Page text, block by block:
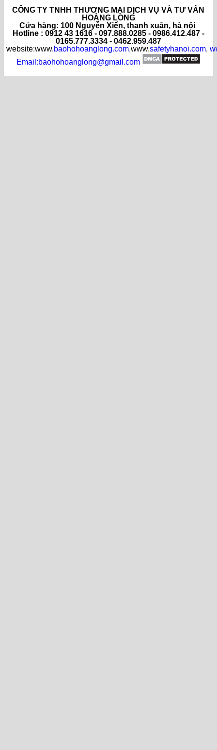
CÔNG TY TNHH THƯƠNG MẠI DỊCH VỤ VÀ TƯ VẤN
HOÀNG LONG
Cửa hàng: 100 Nguyễn Xiển, thanh xuân, hà nội
Hotline : 0912 43 1616 - 097.888.0285 - 0986.412.487 -
0165.777.3334 - 0462.959.487
website:www.baohohoanglong.com,www.safetyhanoi.com,
Email:baohohoanglong@gmail.com